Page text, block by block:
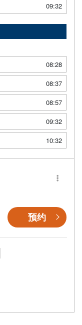
09:32
08:28
08:37
08:57
09:32
10:32
预约